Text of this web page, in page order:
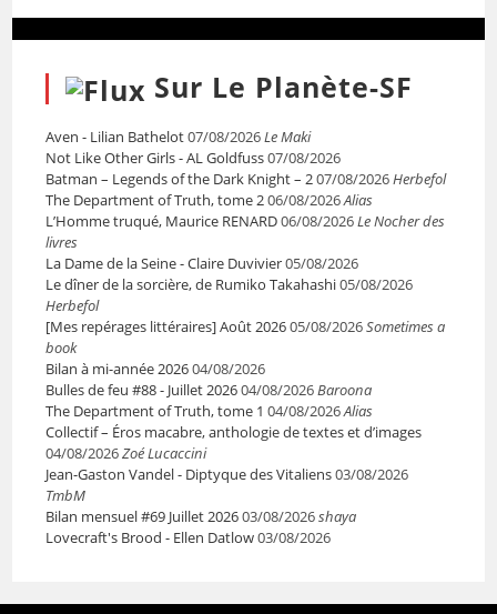
Sur Le Planète-SF
Aven - Lilian Bathelot07/08/2026Le Maki
Not Like Other Girls - AL Goldfuss07/08/2026
Batman – Legends of the Dark Knight – 207/08/2026Herbefol
The Department of Truth, tome 206/08/2026Alias
L’Homme truqué, Maurice RENARD06/08/2026Le Nocher des
livres
La Dame de la Seine - Claire Duvivier05/08/2026
Le dîner de la sorcière, de Rumiko Takahashi05/08/2026
Herbefol
[Mes repérages littéraires] Août 202605/08/2026Sometimes a
book
Bilan à mi-année 202604/08/2026
Bulles de feu #88 - Juillet 202604/08/2026Baroona
The Department of Truth, tome 1 04/08/2026Alias
Collectif – Éros macabre, anthologie de textes et d’images
04/08/2026Zoé Lucaccini
Jean-Gaston Vandel - Diptyque des Vitaliens03/08/2026
TmbM
Bilan mensuel #69 Juillet 202603/08/2026shaya
Lovecraft's Brood - Ellen Datlow03/08/2026